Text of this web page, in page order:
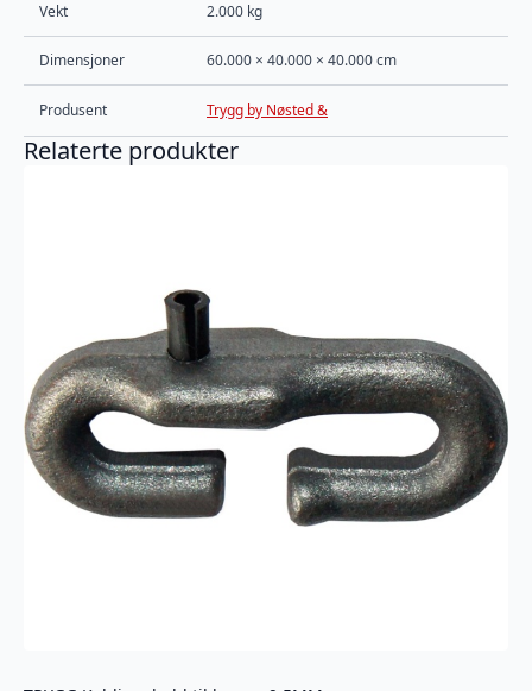
Vekt 2.000 kg
Dimensjoner 60.000 × 40.000 × 40.000 cm
Produsent Trygg by Nøsted &
Relaterte produkter